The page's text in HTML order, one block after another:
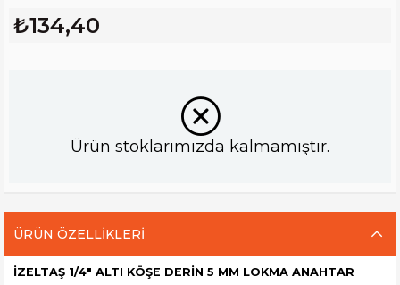
₺134,40
Ürün stoklarımızda kalmamıştır.
ÜRÜN ÖZELLIKLERI
İZELTAŞ 1/4" ALTI KÖŞE DERİN 5 MM LOKMA ANAHTAR